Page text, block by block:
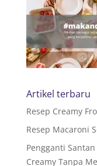
Artikel terbaru
Resep Creamy
Resep Macaroni
Pengganti
Creamy Tanpa